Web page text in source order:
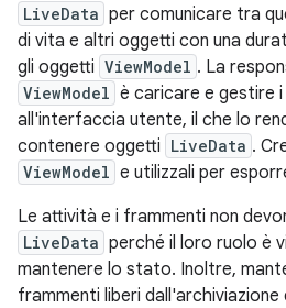
LiveData per comunicare tra
di vita e altri oggetti con una
gli oggetti ViewModel . La
ViewModel è caricare e gestire
all'interfaccia utente, il che lo
contenere oggetti LiveData .
ViewModel e utilizzali per
Le attività e i frammenti non
LiveData perché il loro ruolo è
mantenere lo stato. Inoltre,
frammenti liberi dall'archiviazione